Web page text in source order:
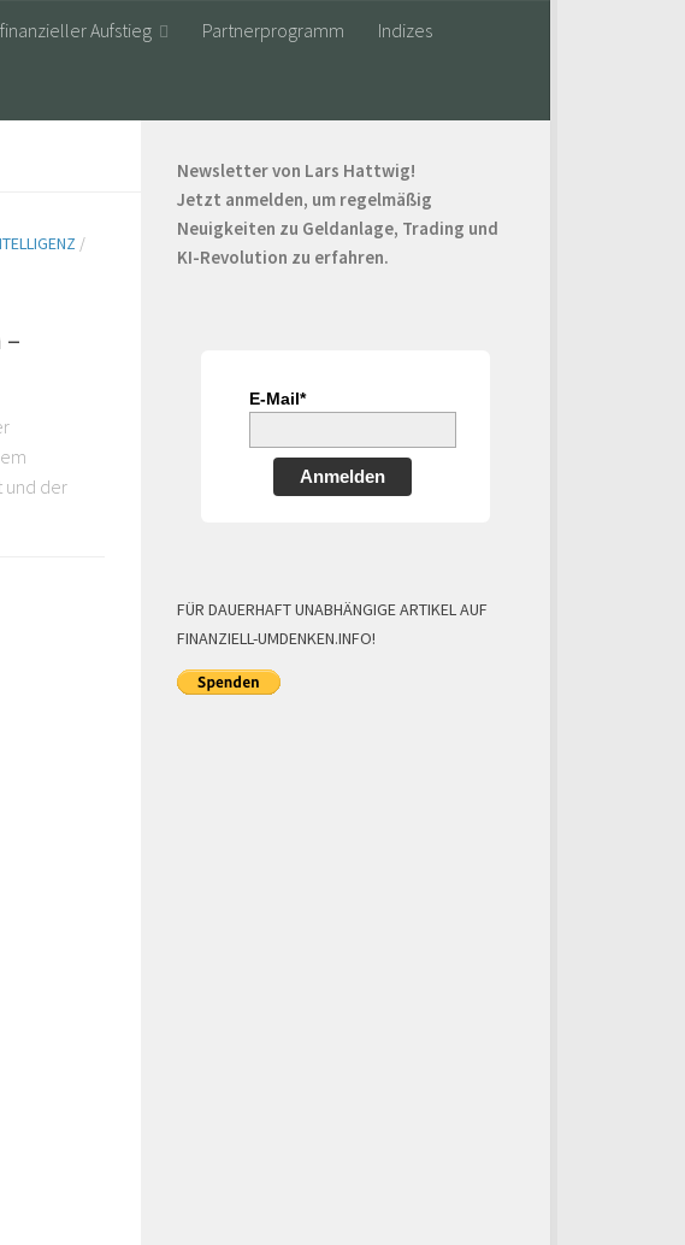
Aufstieg Partnerprogramm Indizes
/
und der
Newsletter von Lars Hattwig!
Jetzt anmelden, um regelmäßig
Neuigkeiten zu Geldanlage, Trading und
KI-Revolution zu erfahren.
E-Mail*
Anmelden
FÜR DAUERHAFT UNABHÄNGIGE ARTIKEL AUF
FINANZIELL-UMDENKEN.INFO!